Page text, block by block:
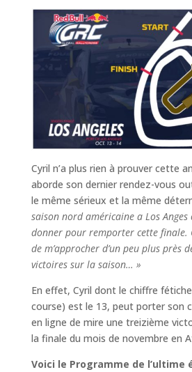
Cyril n’a plus rien à prouver cette
aborde son dernier rendez-vous
le même sérieux et la même
saison nord américaine a Los Anges
donner pour remporter cette finale.
de m’approcher d’un peu plus près
victoires sur la saison… »
En effet, Cyril dont le chiffre
course) est le 13, peut porter son
en ligne de mire une treizième
la finale du mois de novembre en
Voici le Programme de l’ultime